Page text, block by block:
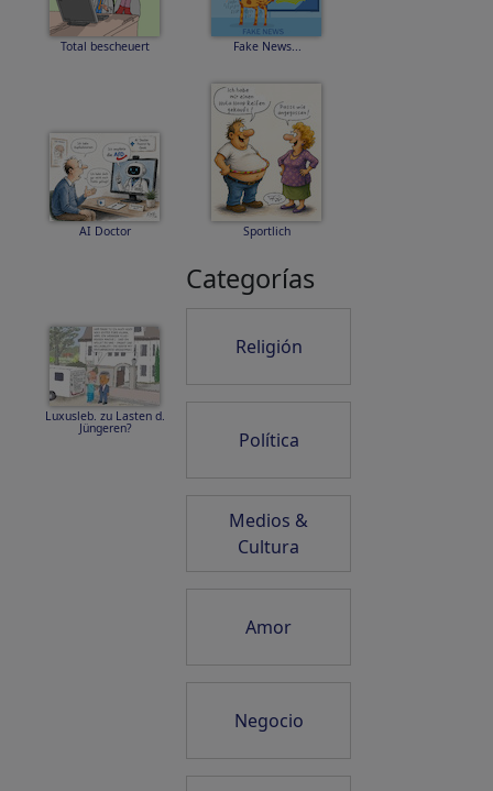
Total bescheuert Fake News...
AI Doctor Sportlich
Luxusleb. zu Lasten d.
Jüngeren?
Categorías
Religión
Política
Medios &
Cultura
Amor
Negocio